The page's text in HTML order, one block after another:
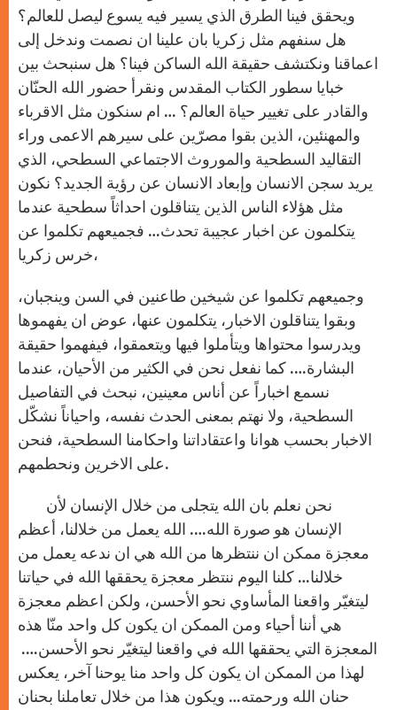
ويحقق فينا الطرق الذي يسير فيه يسوع ليصل للعالم؟
هل سنفهم مثل زكريا بان علينا ان نصمت وندخل إلى
اعماقنا ونكتشف حقيقة الله الساكن فينا؟ هل سنبحث بين
خبايا سطور الكتاب المقدس ونقرأ حضور الله الحنّان
والقادر على تغيير حياة العالم؟ … ام سنكون مثل الاقرباء
والمهنئين، الذين بقوا مصرّين على سيرهم الاعمى وراء
التقاليد السطحية والموروث الاجتماعي السطحي، الذي
يريد سجن الانسان وإبعاد الانسان عن رؤية الجديد؟ نكون
مثل هؤلاء الناس الذين يتناقلون احداثاً سطحية عندما
يتكلمون عن اخبار عجيبة تحدث… فجميعهم تكلموا عن
خرس زكريا،
وجميعهم تكلموا عن شيخين طاعنين في السن وينجبان،
وبقوا يتناقلون الاخبار، يتكلمون عنها، عوض ان يفهموها
ويدرسوا محتواها ويتأملوا فيها ويتعمقوا، فيفهموا حقيقة
البشارة…. كما نفعل نحن في الكثير من الأحيان، عندما
نسمع اخباراً عن أناس معينين، نبحث في التفاصيل
السطحية، ولا نهتم بمعنى الحدث نفسه، واحياناً نشكّل
الاخبار بحسب هوانا واعتقاداتنا واحكامنا السطحية، فنحن
على الاخرين ونحطمهم.
الإنسان هو صورة الله…. الله يعمل من خلالنا، أعظم
معجزة ممكن ان ننتظرها من الله هي ان ندعه يعمل من
خلالنا… كلنا اليوم ننتظر معجزة يحققها الله في حياتنا
ليتغيّر واقعنا المأساوي نحو الأحسن، ولكن اعظم معجزة
هي أننا أحياء ومن الممكن ان يكون كل واحد منّا هذه
المعجزة التي يحققها الله في واقعنا ليتغيّر نحو الأحسن….
لهذا من الممكن ان يكون كل واحد منا يوحنا آخر، يعكس
حنان الله ورحمته… ويكون هذا من خلال تعاملنا بحنان